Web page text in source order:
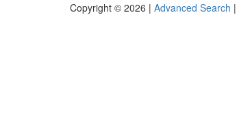
Copyright © 2026 | Advanced Search |